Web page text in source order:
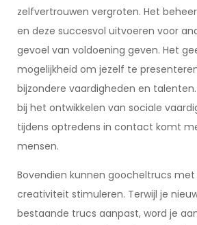
zelfvertrouwen vergroten. Het
en deze succesvol uitvoeren voor
gevoel van voldoening geven. Het
mogelijkheid om jezelf te
bijzondere vaardigheden en
bij het ontwikkelen van sociale
tijdens optredens in contact komt
mensen.
Bovendien kunnen goocheltrucs
creativiteit stimuleren. Terwijl je
bestaande trucs aanpast, word je